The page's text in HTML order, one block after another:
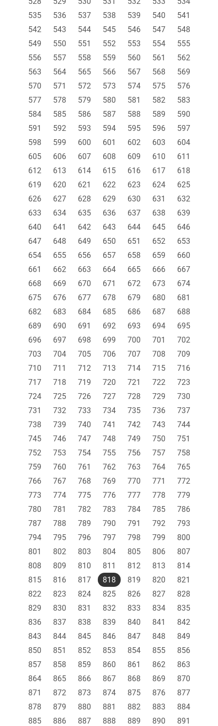
535
536 537 538 539 540
541
542
543 544 545 546 547
548
549
550 551 552 553 554
555
556
557 558 559 560 561
562
563
564 565 566 567 568
569
570
571 572 573 574 575
576
577
578 579 580 581 582
583
584
585 586 587 588 589
590
591
592 593 594 595 596
597
598
599 600 601 602 603
604
605
606 607 608 609 610
611
612
613 614 615 616 617
618
619
620 621 622 623 624
625
626
627 628 629 630 631
632
633
634 635 636 637 638
639
640
641 642 643 644 645
646
647
648 649 650 651 652
653
654
655 656 657 658 659
660
661
662 663 664 665 666
667
668
669 670 671 672 673
674
675
676 677 678 679 680
681
682
683 684 685 686 687
688
689
690 691 692 693 694
695
696
697 698 699 700 701
702
703
704 705 706 707 708
709
710
711 712 713 714 715
716
717
718 719 720 721 722
723
724
725 726 727 728 729
730
731
732 733 734 735 736
737
738
739 740 741 742 743
744
745
746 747 748 749 750
751
752
753 754 755 756 757
758
759
760 761 762 763 764
765
766
767 768 769 770 771
772
773
774 775 776 777 778
779
780
781 782 783 784 785
786
787
788 789 790 791 792
793
794
795 796 797 798 799
800
801
802 803 804 805 806
807
808
809 810 811 812 813
814
815
816 817 818 819 820
821
822
823 824 825 826 827
828
829
830 831 832 833 834
835
836
837 838 839 840 841
842
843
844 845 846 847 848
849
850
851 852 853 854 855
856
857
858 859 860 861 862
863
864
865 866 867 868 869
870
871
872 873 874 875 876
877
878
879 880 881 882 883
884
885
886 887 888 889 890
891